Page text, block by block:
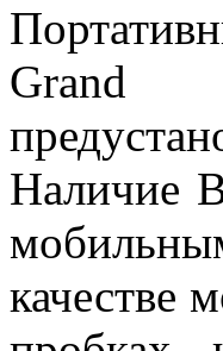
Grand
Наличие
качестве